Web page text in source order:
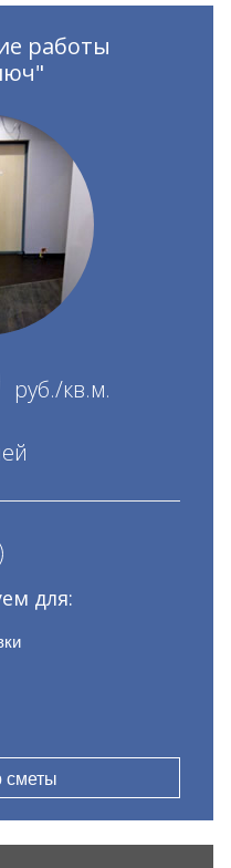
работы
руб./кв.м.
для: